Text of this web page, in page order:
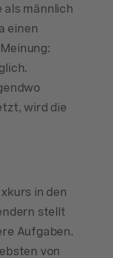
als männlich
einen
wird die
in den
stellt
Aufgaben.
von